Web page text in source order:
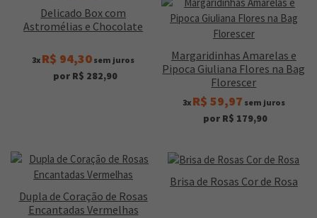
Delicado Box com
Astromélias e Chocolate
3x R$ 94,30 sem juros
por R$ 282,90
Margaridinhas Amarelas e
Pipoca Giuliana Flores na Bag
Florescer
3x R$ 59,97 sem juros
por R$ 179,90
Dupla de Coração de Rosas
Encantadas Vermelhas
Brisa de Rosas Cor de Rosa